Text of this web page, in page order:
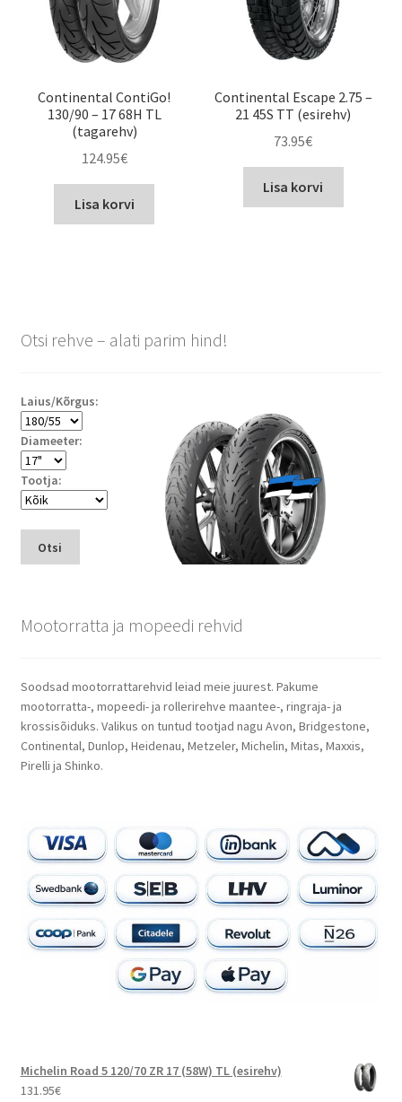
Continental ContiGo!
130/90 – 17 68H TL
(tagarehv)
124.95€
Lisa korvi
Continental Escape 2.75 –
21 45S TT (esirehv)
73.95€
Lisa korvi
Otsi rehve – alati parim hind!
Laius/Kõrgus:
Diameeter:
Tootja:
Otsi
Mootorratta ja mopeedi rehvid
Soodsad mootorrattarehvid leiad meie juurest. Pakume
mootorratta-, mopeedi- ja rollerirehve maantee-, ringraja- ja
krossisõiduks. Valikus on tuntud tootjad nagu Avon, Bridgestone,
Continental, Dunlop, Heidenau, Metzeler, Michelin, Mitas, Maxxis,
Pirelli ja Shinko.
Michelin Road 5 120/70 ZR 17 (58W) TL (esirehv)
131.95€